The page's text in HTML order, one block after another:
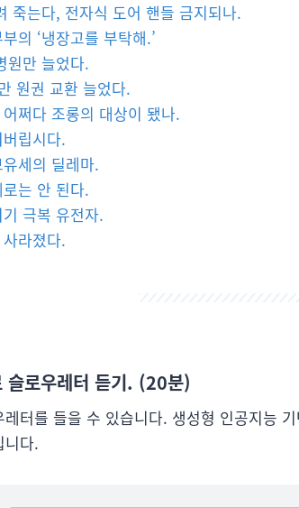
죽는다, 전자식 도어 핸들 금지되나.
의 ‘냉장고를 부탁해.’
원만 늘었다.
원권 교환 늘었다.
쩌다 조롱의 대상이 됐나.
립시다.
세의 딜레마.
는 안 된다.
극복 유전자.
라졌다.
슬로우레터 듣기. (20분)
터를 들을 수 있습니다. 생성형 인공지능
니다.